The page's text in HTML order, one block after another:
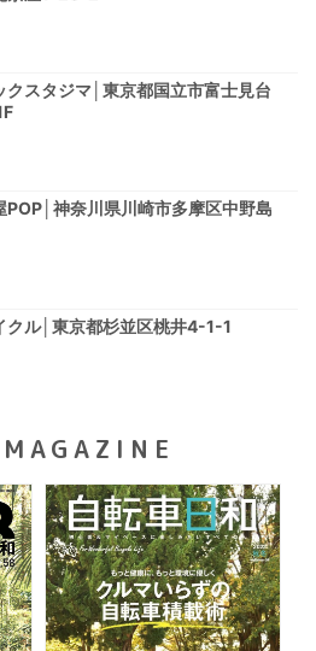
クスタジマ│東京都国立市富士見台
POP│神奈川県川崎市多摩区中野島
クル│東京都杉並区桃井4-1-1